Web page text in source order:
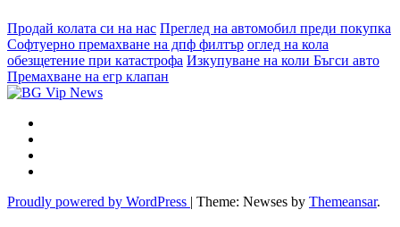
Продай колата си на нас Преглед на автомобил преди покупка
Софтуерно премахване на дпф филтър оглед на кола
обезщетение при катастрофа Изкупуване на коли Бъгси авто
Премахване на егр клапан
Proudly powered by WordPress | Theme: Newses by Themeansar.